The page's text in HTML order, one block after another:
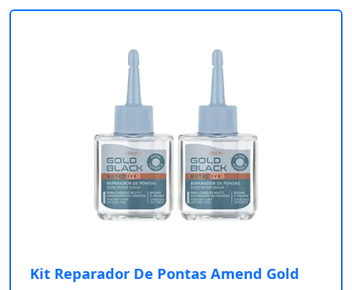
Kit Reparador De Pontas Amend Gold